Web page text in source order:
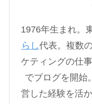
1976年生まれ。
らし代表。複数
ケティングの仕
でブログを開始
営した経験を活